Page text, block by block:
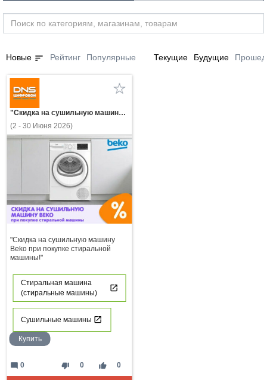
Новые sort Рейтинг Популярные Текущие Будущие
"Скидка на сушильную машину Beko при покупке стиральной машины!"
(2 - 30 Июня 2026)
"Скидка на сушильную машину
Beko при покупке стиральной
машины!"
Стиральная машина
(стиральные машины)
Сушильные машины
Купить
thumb_down 0 thumb_up 0
mode_comment 0